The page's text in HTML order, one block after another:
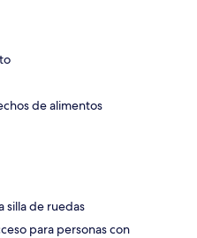
de alimentos
silla de ruedas
para personas con